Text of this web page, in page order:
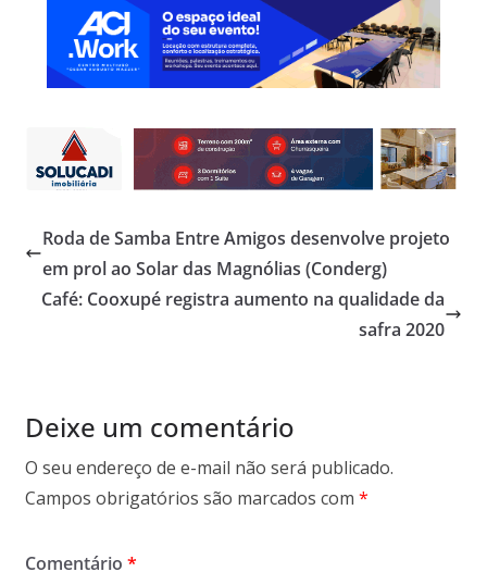
Roda de Samba Entre Amigos desenvolve projeto
em prol ao Solar das Magnólias (Conderg)
Café: Cooxupé registra aumento na qualidade da
safra 2020
Deixe um comentário
O seu endereço de e-mail não será publicado.
Campos obrigatórios são marcados com *
Comentário *